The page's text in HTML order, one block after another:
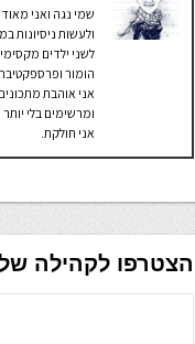
שמי נגה ואני
ולעשות ניסיונות
לשני ילדים
הומור
אני אוהבת
ומרשימים בלי
אני חולקת.
הצטרפו לקהילה